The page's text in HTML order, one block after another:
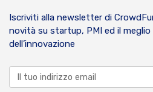
Iscriviti alla newsletter di
novità su startup, PMI ed il
dell’innovazione